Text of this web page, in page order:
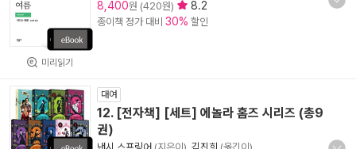
미리읽기
8,400원 (420원) 8.2
종이책 정가 대비 30% 할인
대여
12. [전자책] [세트] 에놀라 홈즈 시리즈 (총9
권)